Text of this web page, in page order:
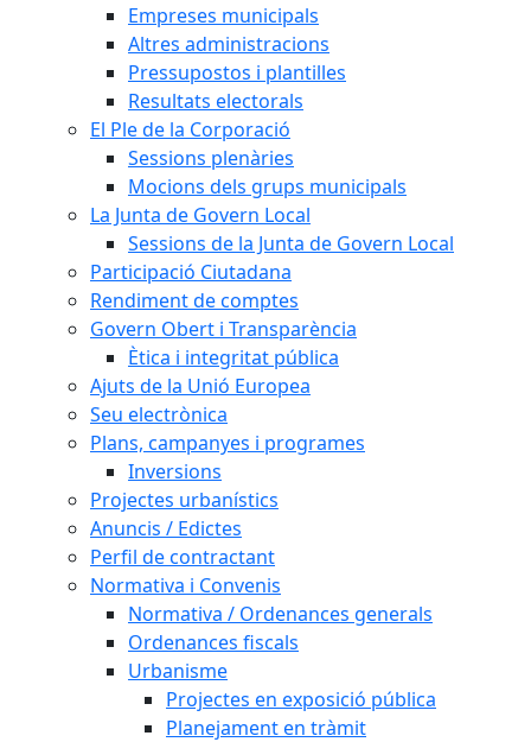
Empreses municipals
Altres administracions
Pressupostos i plantilles
Resultats electorals
El Ple de la Corporació
Sessions plenàries
Mocions dels grups municipals
La Junta de Govern Local
Sessions de la Junta de Govern Local
Participació Ciutadana
Rendiment de comptes
Govern Obert i Transparència
Ètica i integritat pública
Ajuts de la Unió Europea
Seu electrònica
Plans, campanyes i programes
Inversions
Projectes urbanístics
Anuncis / Edictes
Perfil de contractant
Normativa i Convenis
Normativa / Ordenances generals
Ordenances fiscals
Urbanisme
Projectes en exposició pública
Planejament en tràmit